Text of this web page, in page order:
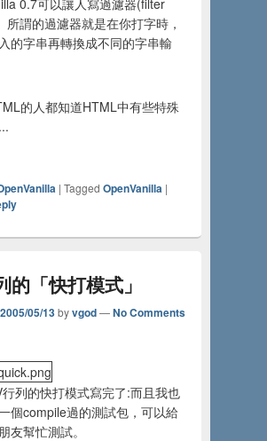
0.7可以讓人寫過濾器(filter
所謂的過濾器就是在你打字時，
的字串再轉換成不同的字串輸
的人都知道HTML中有些特殊
| Tagged OpenVanilla |
的「快打模式」
2005/05/13byvgod—No Comments
列的快打模式寫完了:而且我也
個compile過的測試包，可以給
友幫忙測試。